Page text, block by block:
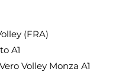
(FRA)
A1
Volley Monza A1